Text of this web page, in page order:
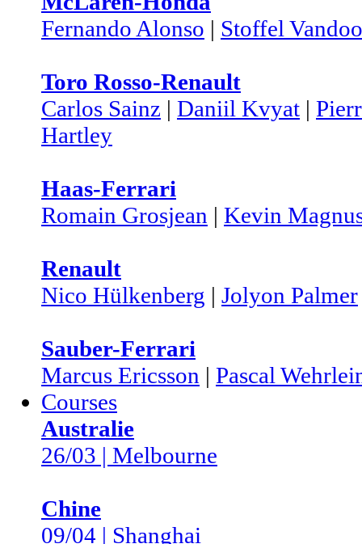
Fernando Alonso | Stoffel
Toro Rosso-Renault
Carlos Sainz | Daniil Kvyat |
Hartley
Haas-Ferrari
Romain Grosjean | Kevin
Renault
Nico Hülkenberg | Jolyon Palmer
Sauber-Ferrari
Marcus Ericsson | Pascal
Courses
Australie
26/03 | Melbourne
Chine
09/04 | Shanghai